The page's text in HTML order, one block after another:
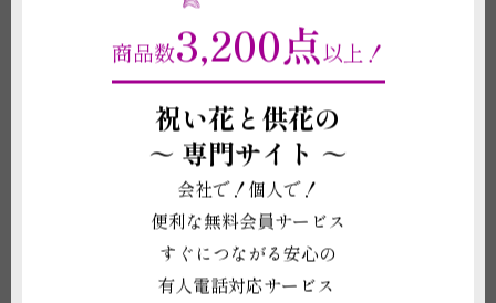
インテリアにおすすめのお洒落な鉢もご用
意！
立札（名札）もしくはメッセージカードを
1枚無料対応
お札は一般的な木目調柄から、季節の柄が
入ったデザイン札までご用意！
お届けする観葉植物のお写真をお送りいた
商品数3,200点以上！
祝い花と供花の
～ 専門サイト ～
会社で！個人で！
便利な無料会員サービス
すぐにつながる安心の
有人電話対応サービス